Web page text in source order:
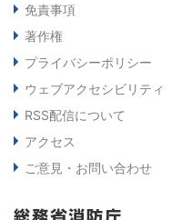
免責事項
著作権
プライバシーポリシー
ウェブアクセシビリティ
RSS配信について
アクセス
ご意見・お問い合わせ